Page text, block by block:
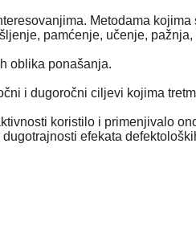
Metodama kojima
pamćenje, učenje, pažnja,
oblika ponašanja.
i dugoročni ciljevi kojima
koristilo i primenjivalo
efekata